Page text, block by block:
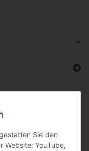
Sie den
Website: YouTube,